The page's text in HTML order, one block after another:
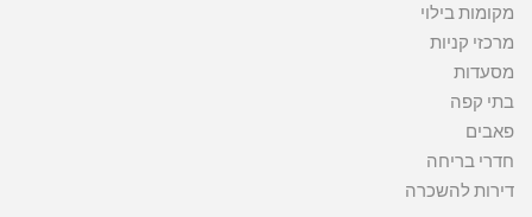
מקומות בילוי
מרכזי קניות
מסעדות
בתי קפה
פאבים
חדרי בריחה
דירות להשכרה